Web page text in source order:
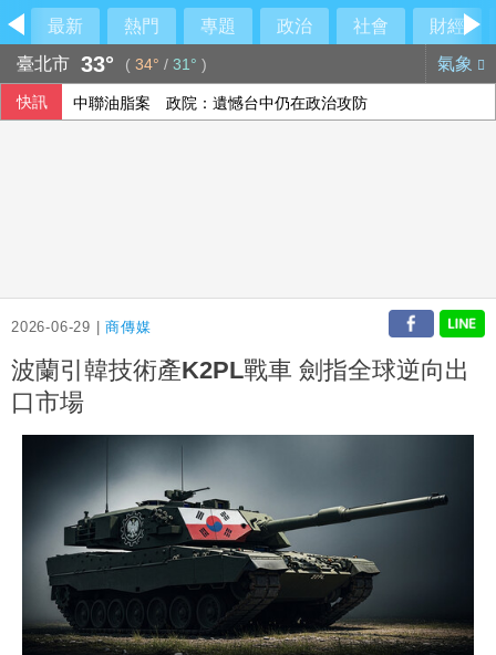
最新 熱門 專題 政治 社會
財經
臺北市 33° ( 34° / 31° ) 氣象
快訊 中聯油脂案 政院：遺憾台中仍在政治攻防
2026-06-29 |商傳媒
波蘭引韓技術產K2PL戰車 劍指全球逆向出
口市場